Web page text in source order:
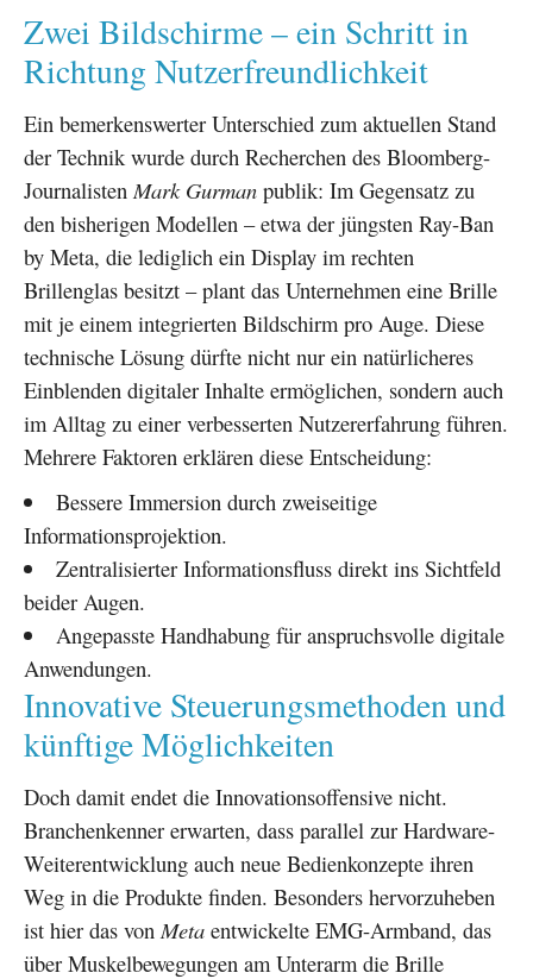
Zwei Bildschirme – ein Schritt in
Richtung Nutzerfreundlichkeit
Ein bemerkenswerter Unterschied zum aktuellen Stand
der Technik wurde durch Recherchen des Bloomberg-
Journalisten Mark Gurman publik: Im Gegensatz zu
den bisherigen Modellen – etwa der jüngsten Ray-Ban
by Meta, die lediglich ein Display im rechten
Brillenglas besitzt – plant das Unternehmen eine Brille
mit je einem integrierten Bildschirm pro Auge. Diese
technische Lösung dürfte nicht nur ein natürlicheres
Einblenden digitaler Inhalte ermöglichen, sondern auch
im Alltag zu einer verbesserten Nutzererfahrung führen.
Mehrere Faktoren erklären diese Entscheidung:
Bessere Immersion durch zweiseitige
Informationsprojektion.
Zentralisierter Informationsfluss direkt ins Sichtfeld
beider Augen.
Angepasste Handhabung für anspruchsvolle digitale
Anwendungen.
Innovative Steuerungsmethoden und
künftige Möglichkeiten
Doch damit endet die Innovationsoffensive nicht.
Branchenkenner erwarten, dass parallel zur Hardware-
Weiterentwicklung auch neue Bedienkonzepte ihren
Weg in die Produkte finden. Besonders hervorzuheben
ist hier das von Meta entwickelte EMG-Armband, das
über Muskelbewegungen am Unterarm die Brille